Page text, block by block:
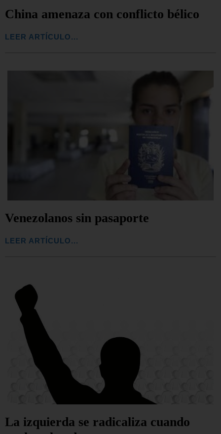
China amenaza con conflicto bélico
LEER ARTÍCULO...
Venezolanos sin pasaporte
LEER ARTÍCULO...
La izquierda se radicaliza cuando